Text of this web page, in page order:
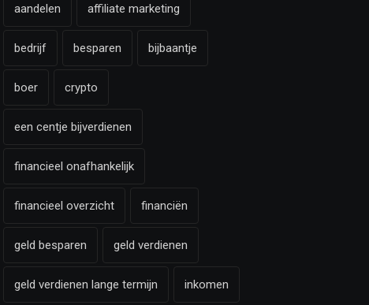
aandelen affiliate marketing
bedrijf besparen bijbaantje
boer crypto
een centje bijverdienen
financieel onafhankelijk
financieel overzicht financiën
geld besparen geld verdienen
geld verdienen lange termijn inkomen